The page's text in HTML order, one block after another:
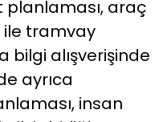
araç
tramvay
bilgi alışverişinde
ayrıca
insan